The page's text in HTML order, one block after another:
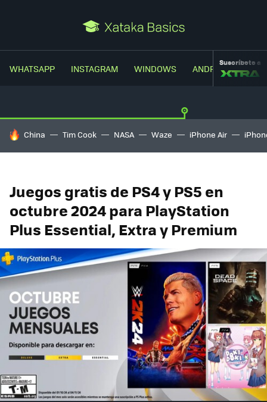
WHATSAPP INSTAGRAM WINDOWS ANDROIDSuscríbete a
HOY SE HABLA DE
China Tim Cook NASA Waze iPhone Air
Juegos gratis de PS4 y PS5 en
octubre 2024 para PlayStation
Plus Essential, Extra y Premium